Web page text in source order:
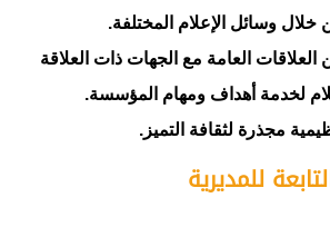
وسائل الإعلام المختلفة.
العلاقات العامة مع الجهات ذات العلاقة
لخدمة أهداف ومهام المؤسسة.
مجذرة لثقافة التميز.
للمديرية